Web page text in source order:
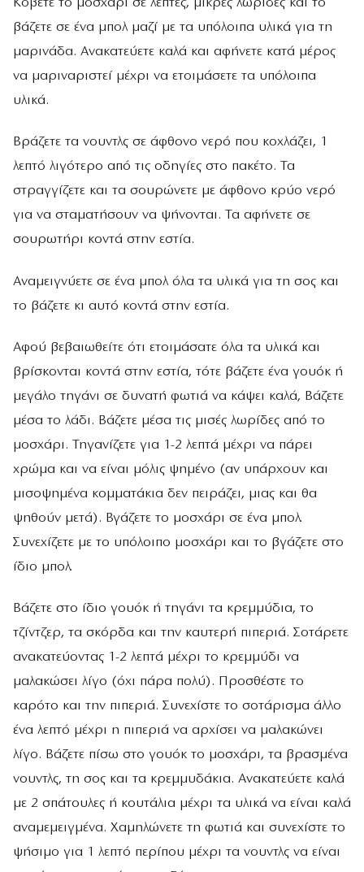
Κόβετε το μοσχάρι σε λεπτές, μικρές λωρίδες και το
βάζετε σε ένα μπολ μαζί με τα υπόλοιπα υλικά για τη
μαρινάδα. Ανακατεύετε καλά και αφήνετε κατά μέρος
να μαριναριστεί μέχρι να ετοιμάσετε τα υπόλοιπα
υλικά.
Βράζετε τα νουντλς σε άφθονο νερό που κοχλάζει, 1
λεπτό λιγότερο από τις οδηγίες στο πακέτο. Τα
στραγγίζετε και τα σουρώνετε με άφθονο κρύο νερό
για να σταματήσουν να ψήνονται. Τα αφήνετε σε
σουρωτήρι κοντά στην εστία.
Αναμειγνύετε σε ένα μπολ όλα τα υλικά για τη σος και
το βάζετε κι αυτό κοντά στην εστία.
Αφού βεβαιωθείτε ότι ετοιμάσατε όλα τα υλικά και
βρίσκονται κοντά στην εστία, τότε βάζετε ένα γουόκ ή
μεγάλο τηγάνι σε δυνατή φωτιά να κάψει καλά, Βάζετε
μέσα το λάδι. Βάζετε μέσα τις μισές λωρίδες από το
μοσχάρι. Τηγανίζετε για 1-2 λεπτά μέχρι να πάρει
χρώμα και να είναι μόλις ψημένο (αν υπάρχουν και
μισοψημένα κομματάκια δεν πειράζει, μιας και θα
ψηθούν μετά). Βγάζετε το μοσχάρι σε ένα μπολ.
Συνεχίζετε με το υπόλοιπο μοσχάρι και το βγάζετε στο
ίδιο μπολ.
Βάζετε στο ίδιο γουόκ ή τηγάνι τα κρεμμύδια, το
τζίντζερ, τα σκόρδα και την καυτερή πιπεριά. Σοτάρετε
ανακατεύοντας 1-2 λεπτά μέχρι το κρεμμύδι να
μαλακώσει λίγο (όχι πάρα πολύ). Προσθέστε το
καρότο και την πιπεριά. Συνεχίστε το σοτάρισμα άλλο
ένα λεπτό μέχρι η πιπεριά να αρχίσει να μαλακώνει
λίγο. Βάζετε πίσω στο γουόκ το μοσχάρι, τα βρασμένα
νουντλς, τη σος και τα κρεμμυδάκια. Ανακατεύετε καλά
με 2 σπάτουλες ή κουτάλια μέχρι τα υλικά να είναι καλά
αναμεμειγμένα. Χαμηλώνετε τη φωτιά και συνεχίστε το
ψήσιμο για 1 λεπτό περίπου μέχρι τα νουντλς να είναι